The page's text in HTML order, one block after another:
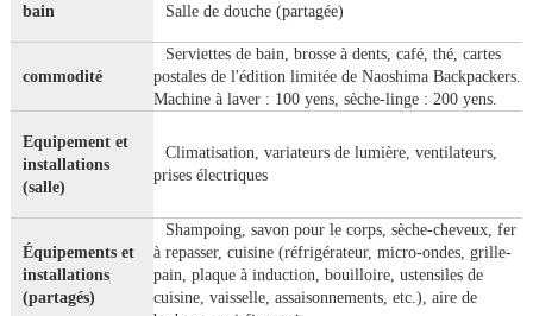
bain Salle de douche (partagée)
commodité
Serviettes de bain, brosse à dents, café, thé, cartes
postales de l'édition limitée de Naoshima Backpackers.
Machine à laver : 100 yens, sèche-linge : 200 yens.
Equipement et
installations
(salle)
Climatisation, variateurs de lumière, ventilateurs,
prises électriques
Équipements et
installations
(partagés)
Shampoing, savon pour le corps, sèche-cheveux, fer
à repasser, cuisine (réfrigérateur, micro-ondes, grille-
pain, plaque à induction, bouilloire, ustensiles de
cuisine, vaisselle, assaisonnements, etc.), aire de